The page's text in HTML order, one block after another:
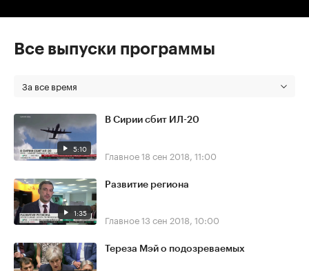
Все выпуски программы
За все время
5:10
В Сирии сбит ИЛ-20
Главное18 сен 2018, 11:00
1:35
Развитие региона
Главное13 сен 2018, 10:00
Тереза Мэй о подозреваемых